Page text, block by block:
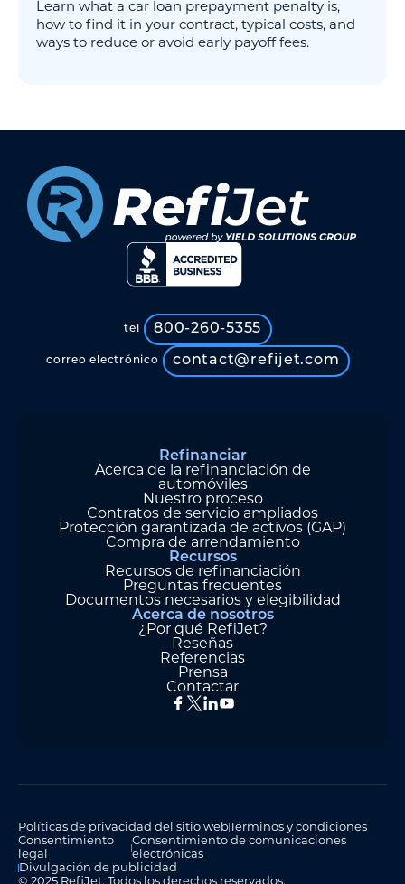
Learn what a car loan prepayment penalty is,
how to find it in your contract, typical costs, and
ways to reduce or avoid early payoff fees.
tel 800-260-5355
correo electrónico contact@refijet.com
Refinanciar
Acerca de la refinanciación de
automóviles
Nuestro proceso
Contratos de servicio ampliados
Protección garantizada de activos (GAP)
Compra de arrendamiento
Recursos
Recursos de refinanciación
Preguntas frecuentes
Documentos necesarios y elegibilidad
Acerca de nosotros
¿Por qué RefiJet?
Reseñas
Referencias
Prensa
Contactar
Políticas de privacidad del sitio web Términos y condiciones
Consentimiento
legal
Consentimiento de comunicaciones
electrónicas
Divulgación de publicidad